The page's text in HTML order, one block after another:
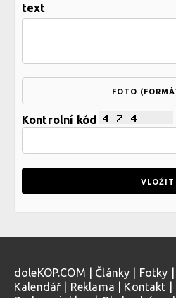
text
FOTO
Kontrolní kód
doleKOP.COM Články Fotky
Kalendář
Reklama Kontakt